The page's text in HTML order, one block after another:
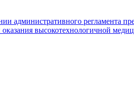
административного регламента
высокотехнологичной